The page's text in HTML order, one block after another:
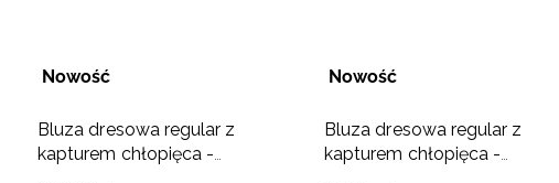
Nowość
Bluza dresowa regular z
kapturem chłopięca -
Nowość
Bluza dresowa regular z
kapturem chłopięca -